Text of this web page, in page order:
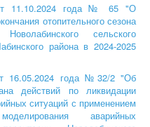
от 11.10.2024 года № 65 "О
отопительного сезона
сельского
района в 2024-2025
16.05.2024 года №32/2 "Об
действий по ликвидации
ситуаций с применением
аварийных